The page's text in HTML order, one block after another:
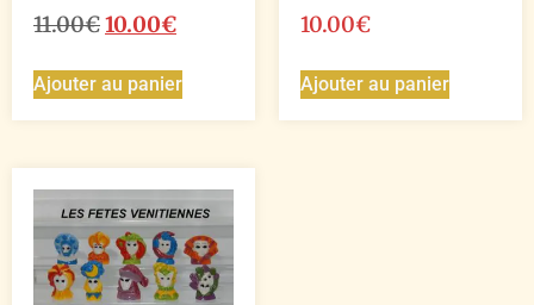
11.00€10.00€
Ajouter au panier
10.00€
Ajouter au panier